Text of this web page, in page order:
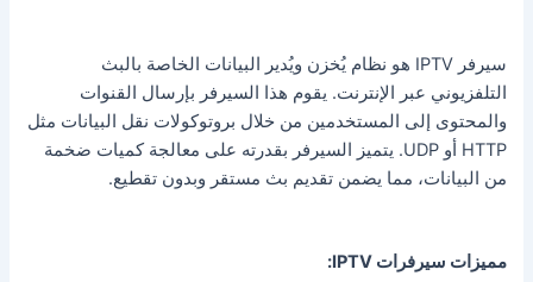
سيرفر IPTV هو نظام يُخزن ويُدير البيانات الخاصة بالبث
التلفزيوني عبر الإنترنت. يقوم هذا السيرفر بإرسال القنوات
والمحتوى إلى المستخدمين من خلال بروتوكولات نقل البيانات مثل
HTTP أو UDP. يتميز السيرفر بقدرته على معالجة كميات ضخمة
من البيانات، مما يضمن تقديم بث مستقر وبدون تقطيع.
مميزات سيرفرات IPTV: